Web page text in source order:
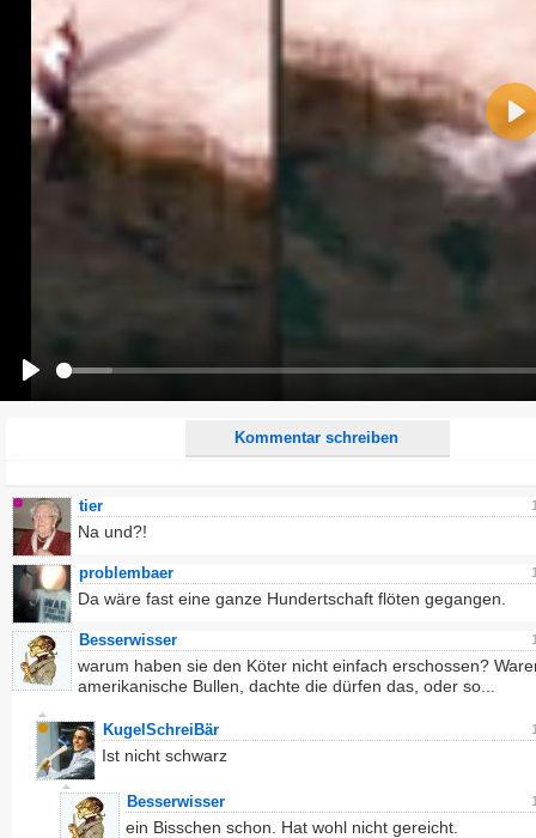
Kommentar schreiben
Name:
E-Mail-Adresse (optional):
Ich möchte eine E-Mail, wenn auf dieser Seite weitere Kommentare erscheinen.
tier
Na und?!
problembaer
Da wäre fast eine ganze Hundertschaft flöten gegangen.
Besserwisser
warum haben sie den Köter nicht einfach erschossen?
amerikanische Bullen, dachte die dürfen das, oder so...
KugelSchreiBär
Ist nicht schwarz
Besserwisser
ein Bisschen schon. Hat wohl nicht gereicht.